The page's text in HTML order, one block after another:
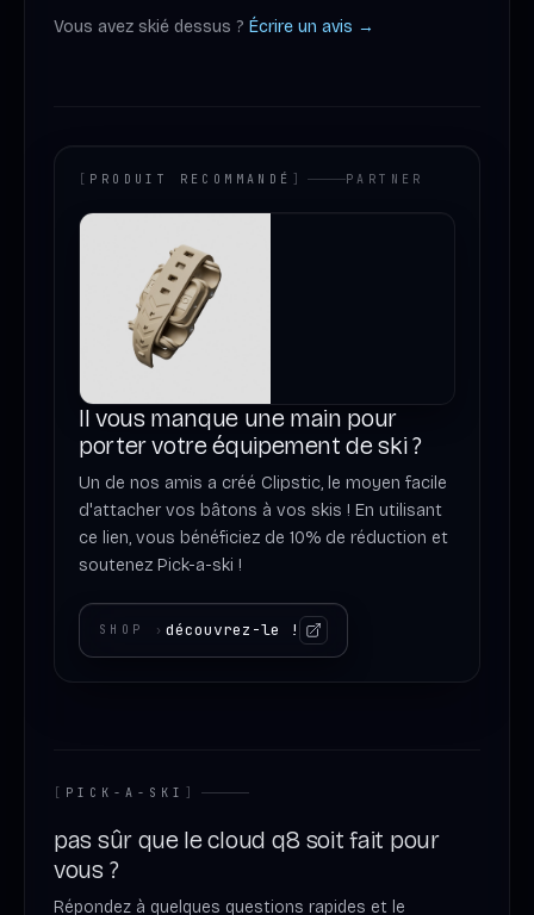
Vous avez skié dessus ? Écrire un avis →
[ PRODUIT RECOMMANDÉ ] PARTNER
Il vous manque une main pour
porter votre équipement de ski ?
Un de nos amis a créé Clipstic, le moyen facile
d'attacher vos bâtons à vos skis ! En utilisant
ce lien, vous bénéficiez de 10% de réduction et
soutenez Pick-a-ski !
SHOP ›découvrez-le !
[ PICK-A-SKI ]
pas sûr que le cloud q8 soit fait pour
vous ?
Répondez à quelques questions rapides et le